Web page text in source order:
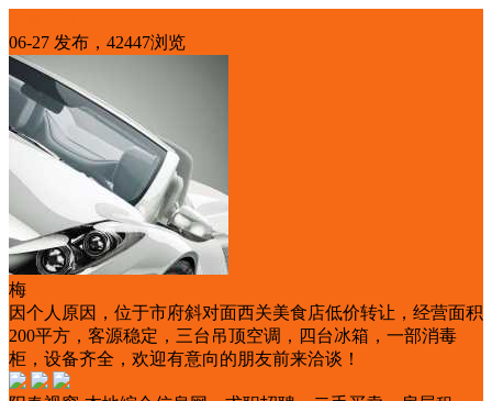
06-27 发布，42447浏览
梅
因个人原因，位于市府斜对面西关美食店低价转让，经营面积
200平方，客源稳定，三台吊顶空调，四台冰箱，一部消毒
柜，设备齐全，欢迎有意向的朋友前来洽谈！